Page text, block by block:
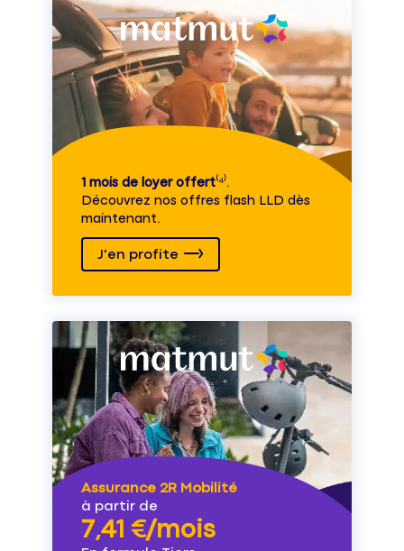
1 mois de loyer offert⁽⁴⁾.
Découvrez nos offres flash LLD dès
maintenant.
J'en profite
Assurance 2R Mobilité
à partir de
7,41 €/mois